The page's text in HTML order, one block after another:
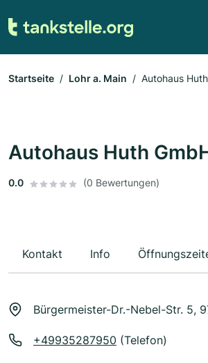
Startseite Lohr a. Main Autohaus
Autohaus Huth
0.0 (0 Bewertungen)
Kontakt Info
Bürgermeister-Dr.-Nebel-Str. 5,
+49935287950 (Telefon)